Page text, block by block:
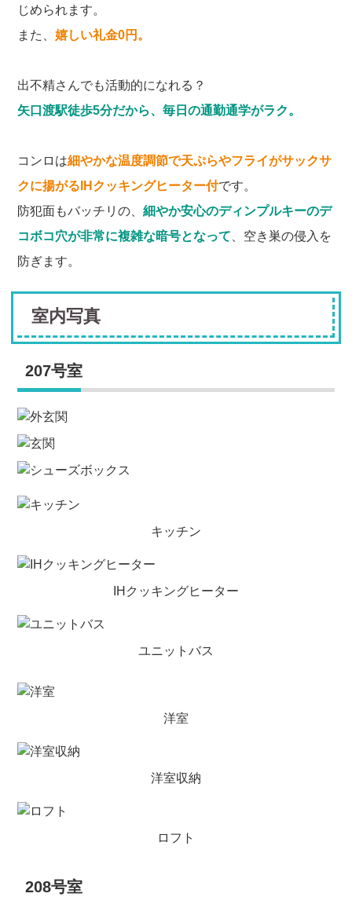
じめられます。
また、嬉しい礼金0円。
出不精さんでも活動的になれる？
矢口渡駅徒歩5分だから、毎日の通勤通学がラク。
コンロは細やかな温度調節で天ぷらやフライがサックサ
クに揚がるIHクッキングヒーター付です。
防犯面もバッチリの、細やか安心のディンプルキーのデ
コボコ穴が非常に複雑な暗号となって 、空き巣の侵入を
防ぎます。
室内写真
207号室
キッチン
IHクッキングヒーター
ユニットバス
洋室
洋室収納
ロフト
208号室